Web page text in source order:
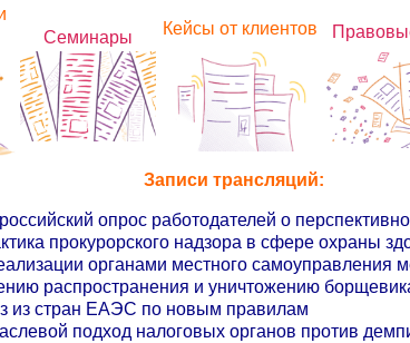
Семинары Кейсы от клиентов
Записи трансляций:
опрос работодателей о
прокурорского надзора в сфере охраны
органами местного самоуправления
распространения и уничтожению
из стран ЕАЭС по новым правилам
подход налоговых органов против